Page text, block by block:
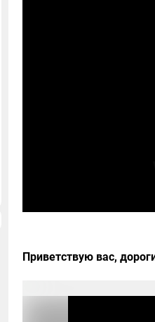
Приветствую вас,